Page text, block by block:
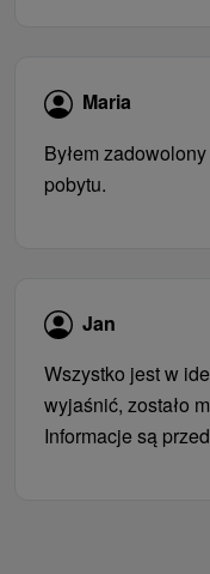
Maria
Byłem
pobytu.
Jan
Wszystko jest w
wyjaśnić, zostało
Informacje są